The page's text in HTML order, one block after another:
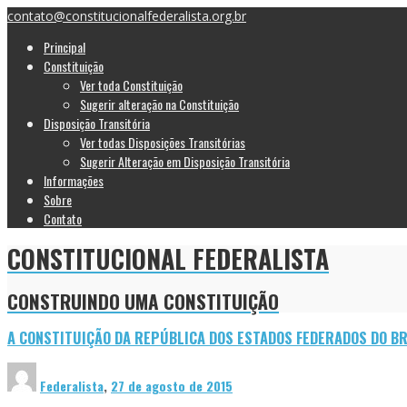
contato@constitucionalfederalista.org.br
Principal
Constituição
Ver toda Constituição
Sugerir alteração na Constituição
Disposição Transitória
Ver todas Disposições Transitórias
Sugerir Alteração em Disposição Transitória
Informações
Sobre
Contato
CONSTITUCIONAL FEDERALISTA
CONSTRUINDO UMA CONSTITUIÇÃO
A CONSTITUIÇÃO DA REPÚBLICA DOS ESTADOS FEDERADOS DO
Federalista, 27 de agosto de 2015